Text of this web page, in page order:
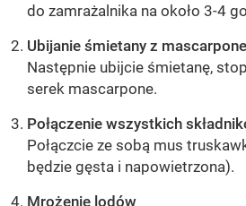
do zamrażalnika na około 3-4
Ubijanie śmietany z mascarpone
Następnie ubijcie śmietanę,
serek mascarpone.
Połączenie wszystkich
Połączcie ze sobą mus
będzie gęsta i napowietrzona).
Mrożenie lodów